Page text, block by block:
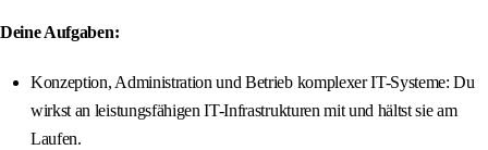
Deine Aufgaben:
Konzeption, Administration und Betrieb komplexer IT-Systeme: Du
wirkst an leistungsfähigen IT-Infrastrukturen mit und hältst sie am
Laufen.